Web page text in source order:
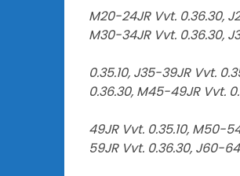
M20-24JR Vvt. 0.36.30,
M30-34JR Vvt. 0.36.30,
0.35.10, J35-39JR Vvt.
0.36.30, M45-49JR Vvt.
49JR Vvt. 0.35.10, M50-
59JR Vvt. 0.36.30, J60-